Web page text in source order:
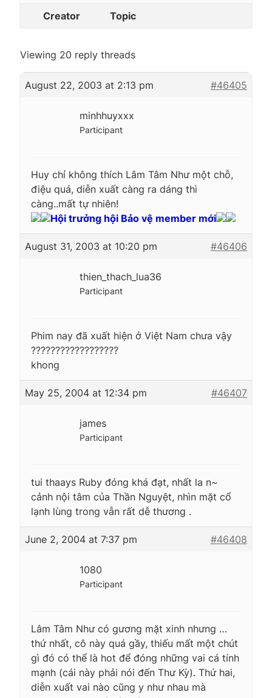
Creator Topic
Viewing 20 reply threads
August 22, 2003 at 2:13 pm #46405
minhhuyxxx
Participant
Huy chỉ không thích Lâm Tâm Như một chỗ,
điệu quá, diễn xuất càng ra dáng thì
càng..mất tự nhiên!
Hội trưởng hội Bảo vệ member mới
August 31, 2003 at 10:20 pm #46406
thien_thach_lua36
Participant
Phim nay đã xuất hiện ở Việt Nam chưa vậy
??????????????????
khong
May 25, 2004 at 12:34 pm #46407
james
Participant
tui thaays Ruby đóng khá đạt, nhất la n~
cảnh nội tâm của Thần Nguyệt, nhìn mặt cổ
lạnh lùng trong vẫn rất dễ thương .
June 2, 2004 at 7:37 pm #46408
1080
Participant
Lâm Tâm Như có gương mặt xinh nhưng …
thứ nhất, cô này quá gầy, thiếu mất một chút
gì đó có thể là hot để đóng những vai cá tính
mạnh (cái này phải nói đến Thư Kỳ). Thứ hai,
diễn xuất vai nào cũng y như nhau mà